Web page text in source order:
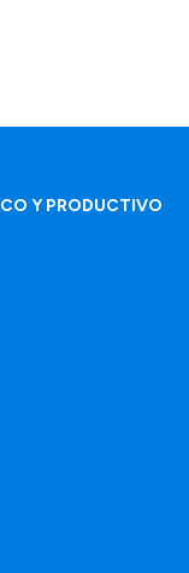
Y PRODUCTIVO